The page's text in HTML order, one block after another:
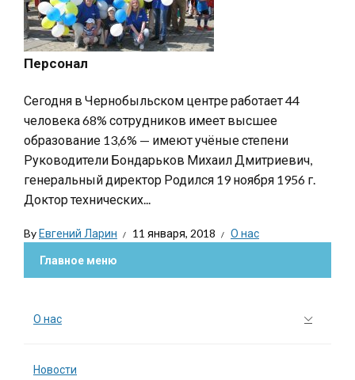
Персонал
Сегодня в Чернобыльском центре работает 44
человека 68% сотрудников имеет высшее
образование 13,6% — имеют учёные степени
Руководители Бондарьков Михаил Дмитриевич,
генеральный директор Родился 19 ноября 1956 г.
Доктор технических...
ByЕвгений Ларин 11 января, 2018 О нас
Главное меню
О нас
Новости